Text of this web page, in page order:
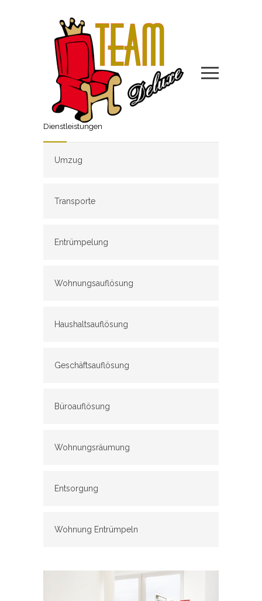
Dienstleistungen
Umzug
Transporte
Entrümpelung
Wohnungsauflösung
Haushaltsauflösung
Geschäftsauflösung
Büroauflösung
Wohnungsräumung
Entsorgung
Wohnung Entrümpeln